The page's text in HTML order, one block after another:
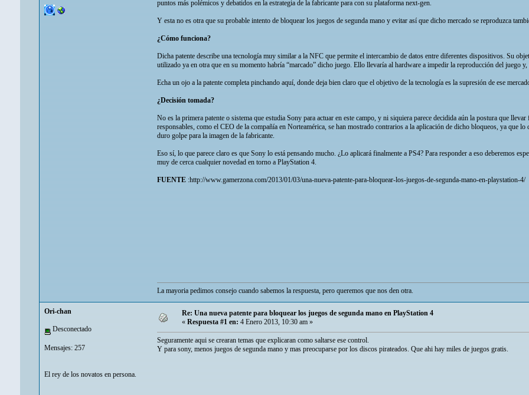
puntos más polémicos y debatidos en la estrategia de la fabricante para con su plataforma next-gen.
Y esta no es otra que su probable intento de bloquear los juegos de segunda mano y evitar así que dicho mercado se reproduzca
¿Cómo funciona?
Dicha patente describe una tecnología muy similar a la NFC que permite el intercambio de datos entre diferentes dispositivos. Su
utilizado ya en otra que en su momento habría “marcado” dicho juego. Ello llevaría al hardware a impedir la reproducción del juego
Echa un ojo a la patente completa pinchando aquí, donde deja bien claro que el objetivo de la tecnología es la supresión de ese
¿Decisión tomada?
No es la primera patente o sistema que estudia Sony para actuar en este campo, y ni siquiera parece decidida aún la postura que
responsables, como el CEO de la compañía en Norteamérica, se han mostrado contrarios a la aplicación de dicho bloqueos, ya que
duro golpe para la imagen de la fabricante.
Eso sí, lo que parece claro es que Sony lo está pensando mucho. ¿Lo aplicará finalmente a PS4? Para responder a eso deberemos
muy de cerca cualquier novedad en torno a PlayStation 4.
FUENTE:http://www.gamerzona.com/2013/01/03/una-nueva-patente-para-bloquear-los-juegos-de-segunda-mano-en-playstation-4/
La mayoria pedimos consejo cuando sabemos la respuesta, pero queremos que nos den otra.
Ori-chan
Desconectado
Mensajes: 257
El rey de los novatos en persona.
Re: Una nueva patente para bloquear los juegos de segunda mano en PlayStation 4
« Respuesta #1 en: 4 Enero 2013, 10:30 am »
Seguramente aqui se crearan temas que explicaran como saltarse ese control.
Y para sony, menos juegos de segunda mano y mas preocuparse por los discos pirateados. Que ahi hay miles de juegos gratis.